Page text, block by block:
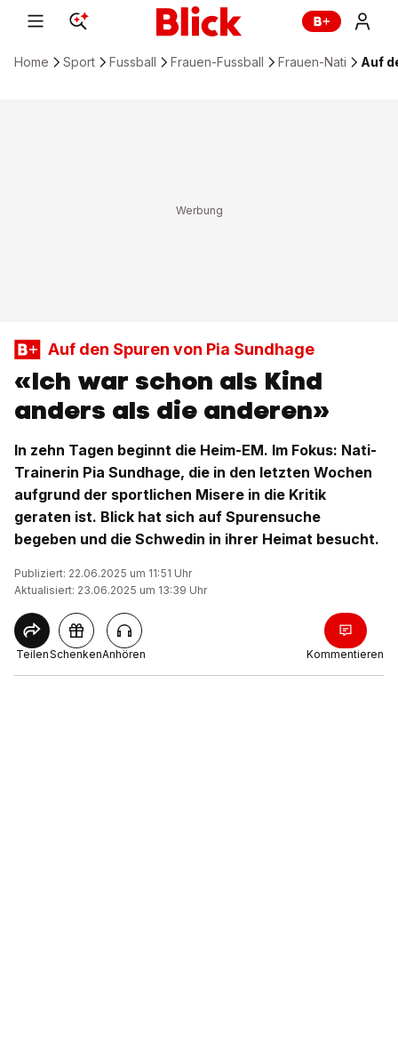
Home Sport Fussball Frauen-Fussball Frauen-Nati Auf
Auf den Spuren von Pia Sundhage
«Ich war schon als Kind
anders als die anderen»
In zehn Tagen beginnt die Heim-EM. Im Fokus: Nati-
Trainerin Pia Sundhage, die in den letzten Wochen
aufgrund der sportlichen Misere in die Kritik
geraten ist. Blick hat sich auf Spurensuche
begeben und die Schwedin in ihrer Heimat besucht.
Publiziert: 22.06.2025 um 11:51 Uhr
Aktualisiert: 23.06.2025 um 13:39 Uhr
TeilenSchenkenAnhören Kommentieren